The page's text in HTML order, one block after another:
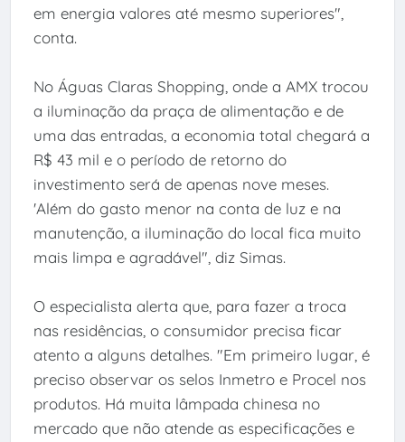
em energia valores até mesmo superiores",
conta.
No Águas Claras Shopping, onde a AMX trocou
a iluminação da praça de alimentação e de
uma das entradas, a economia total chegará a
R$ 43 mil e o período de retorno do
investimento será de apenas nove meses.
'Além do gasto menor na conta de luz e na
manutenção, a iluminação do local fica muito
mais limpa e agradável", diz Simas.
O especialista alerta que, para fazer a troca
nas residências, o consumidor precisa ficar
atento a alguns detalhes. "Em primeiro lugar, é
preciso observar os selos Inmetro e Procel nos
produtos. Há muita lâmpada chinesa no
mercado que não atende as especificações e